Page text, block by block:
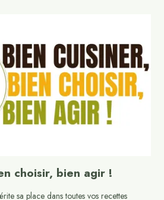
choisir, bien agir !
sa place dans toutes vos recettes